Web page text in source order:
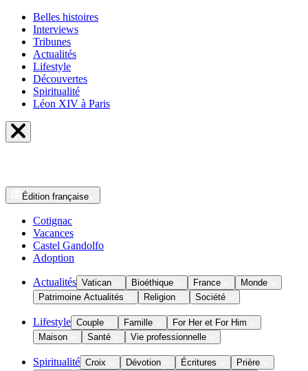
Belles histoires
Interviews
Tribunes
Actualités
Lifestyle
Découvertes
Spiritualité
Léon XIV à Paris
Édition française
Cotignac
Vacances
Castel Gandolfo
Adoption
Actualités Vatican Bioéthique France
Monde
Patrimoine Actualités
Religion Société
Lifestyle Couple Famille
For Her et For Him
Maison
Santé Vie professionnelle
Spiritualité Croix Dévotion Écritures
Prière